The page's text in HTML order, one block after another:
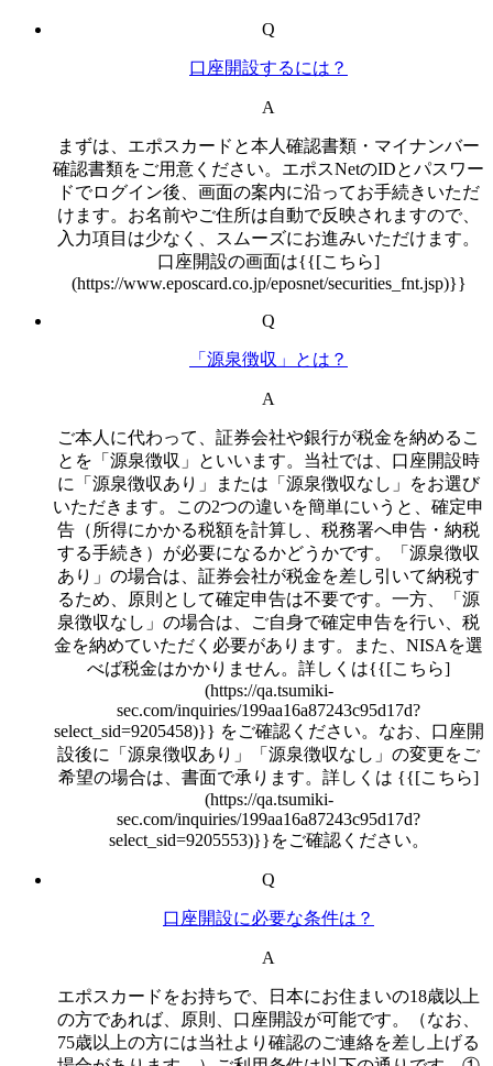
Q
口座開設するには？
A
まずは、エポスカードと本人確認書類・マイナンバー
確認書類をご用意ください。エポスNetのIDとパスワー
ドでログイン後、画面の案内に沿ってお手続きいただ
けます。お名前やご住所は自動で反映されますので、
入力項目は少なく、スムーズにお進みいただけます。
口座開設の画面は{{[こちら]
(https://www.eposcard.co.jp/eposnet/securities_fnt.jsp)}}
Q
「源泉徴収」とは？
A
ご本人に代わって、証券会社や銀行が税金を納めるこ
とを「源泉徴収」といいます。当社では、口座開設時
に「源泉徴収あり」または「源泉徴収なし」をお選び
いただきます。この2つの違いを簡単にいうと、確定申
告（所得にかかる税額を計算し、税務署へ申告・納税
する手続き）が必要になるかどうかです。「源泉徴収
あり」の場合は、証券会社が税金を差し引いて納税す
るため、原則として確定申告は不要です。一方、「源
泉徴収なし」の場合は、ご自身で確定申告を行い、税
金を納めていただく必要があります。また、NISAを選
べば税金はかかりません。詳しくは{{[こちら]
(https://qa.tsumiki-
sec.com/inquiries/199aa16a87243c95d17d?
select_sid=9205458)}} をご確認ください。なお、口座開
設後に「源泉徴収あり」「源泉徴収なし」の変更をご
希望の場合は、書面で承ります。詳しくは {{[こちら]
(https://qa.tsumiki-
sec.com/inquiries/199aa16a87243c95d17d?
select_sid=9205553)}}をご確認ください。
Q
口座開設に必要な条件は？
A
エポスカードをお持ちで、日本にお住まいの18歳以上
の方であれば、原則、口座開設が可能です。（なお、
75歳以上の方には当社より確認のご連絡を差し上げる